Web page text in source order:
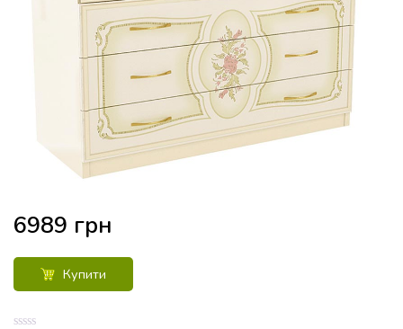
6989 грн
Купити